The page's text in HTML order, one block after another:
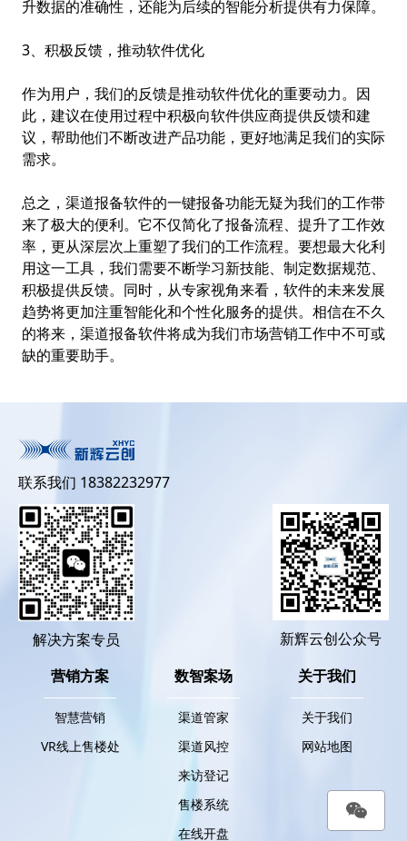
升数据的准确性，还能为后续的智能分析提供有力保障。
3、积极反馈，推动软件优化
作为用户，我们的反馈是推动软件优化的重要动力。因
此，建议在使用过程中积极向软件供应商提供反馈和建
议，帮助他们不断改进产品功能，更好地满足我们的实际
需求。
总之，渠道报备软件的一键报备功能无疑为我们的工作带
来了极大的便利。它不仅简化了报备流程、提升了工作效
率，更从深层次上重塑了我们的工作流程。要想最大化利
用这一工具，我们需要不断学习新技能、制定数据规范、
积极提供反馈。同时，从专家视角来看，软件的未来发展
趋势将更加注重智能化和个性化服务的提供。相信在不久
的将来，渠道报备软件将成为我们市场营销工作中不可或
缺的重要助手。
联系我们 18382232977
解决方案专员
新辉云创公众号
营销方案
智慧营销
VR线上售楼处
数智案场
渠道管家
渠道风控
来访登记
售楼系统
在线开盘
关于我们
关于我们
网站地图